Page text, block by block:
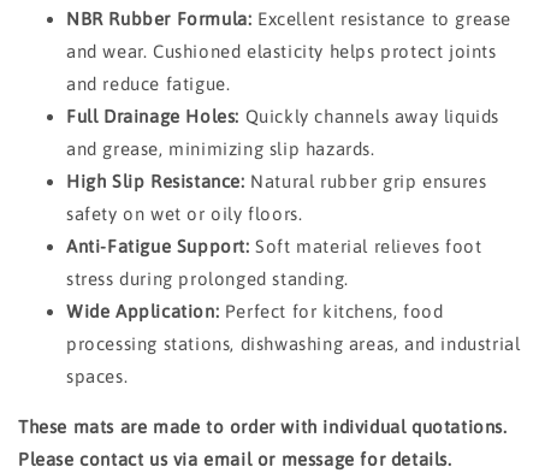
NBR Rubber Formula: Excellent resistance to grease
and wear. Cushioned elasticity helps protect joints
and reduce fatigue.
Full Drainage Holes: Quickly channels away liquids
and grease, minimizing slip hazards.
High Slip Resistance: Natural rubber grip ensures
safety on wet or oily floors.
Anti-Fatigue Support: Soft material relieves foot
stress during prolonged standing.
Wide Application: Perfect for kitchens, food
processing stations, dishwashing areas, and industrial
spaces.
These mats are made to order with individual quotations.
Please contact us via email or message for details.